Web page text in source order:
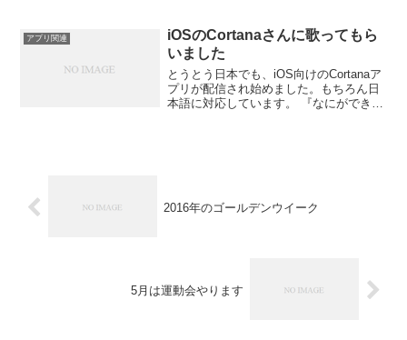
があるのです。iOSもAndroidも大丈夫...
アプリ関連
iOSのCortanaさんに歌ってもら
いました
とうとう日本でも、iOS向けのCortanaア
プリが配信され始めました。もちろん日
本語に対応しています。 『なにができま
2016年のゴールデンウイーク
5月は運動会やります